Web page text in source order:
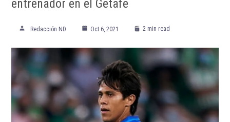
entrenador en el Getafe
Redacción ND Oct 6, 2021 2 min read